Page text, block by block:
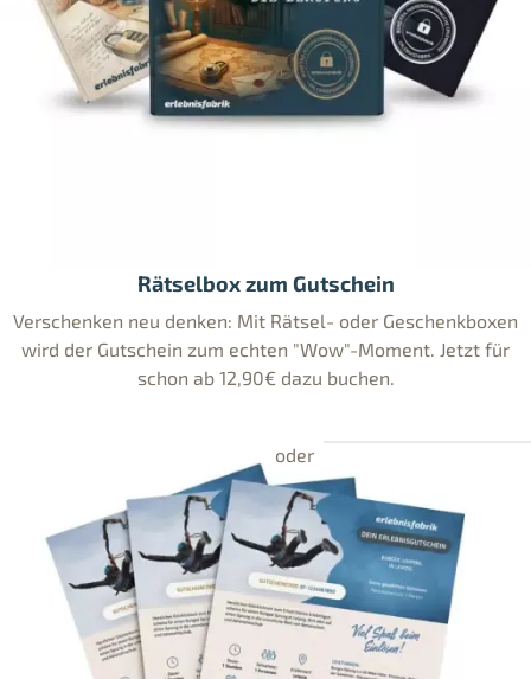
Rätselbox zum Gutschein
Verschenken neu denken: Mit Rätsel- oder Geschenkboxen
wird der Gutschein zum echten "Wow"-Moment. Jetzt für
schon ab 12,90€ dazu buchen.